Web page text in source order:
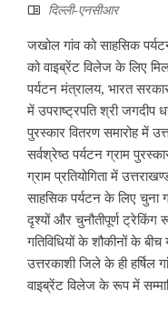
दिल्ली-एनसीआर
जखोल गांव को साहसिक
को वाइब्रेंट विलेज के लिए
पर्यटन मंत्रालय, भारत
में उपराष्ट्रपति श्री जगदीप
पुरस्कार वितरण समारोह में
सर्वश्रेष्ठ पर्यटन ग्राम
ग्राम प्रतियोगिता में
साहसिक पर्यटन के लिए चुना
दृश्यों और चुनौतीपूर्ण ट्रेकिंग
गतिविधियों के शौकीनों के
उत्तरकाशी जिले के ही हर्षिल
वाइब्रेंट विलेज के रूप में